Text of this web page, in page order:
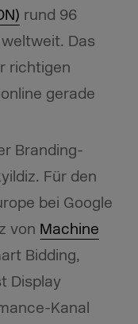
rund 96
Das
richtigen
gerade
Branding-
Für den
bei Google
von Machine
Bidding,
Display
Kanal